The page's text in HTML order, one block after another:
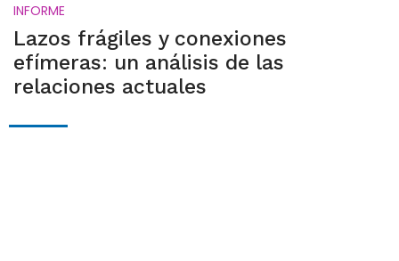
INFORME
Lazos frágiles y conexiones
efímeras: un análisis de las
relaciones actuales